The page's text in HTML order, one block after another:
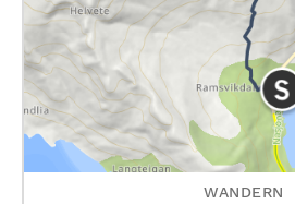
WANDERN